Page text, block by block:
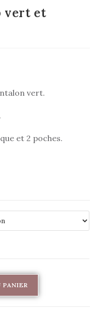
vert et
vert.
et 2 poches.
PANIER